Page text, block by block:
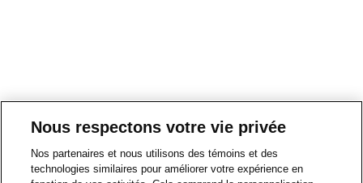
Nous respectons votre vie privée
Nos partenaires et nous utilisons des témoins et des
technologies similaires pour améliorer votre expérience en